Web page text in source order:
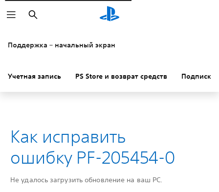
Поиск
Поддержка – начальный экран
Учетная запись PS Store и возврат средств Подписки
Как исправить
ошибку PF-205454-0
Не удалось загрузить обновление на ваш PC.